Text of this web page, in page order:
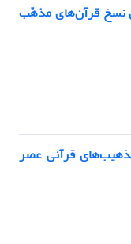
نسخ قرآن‌های مذهّب
قرآنی عصر